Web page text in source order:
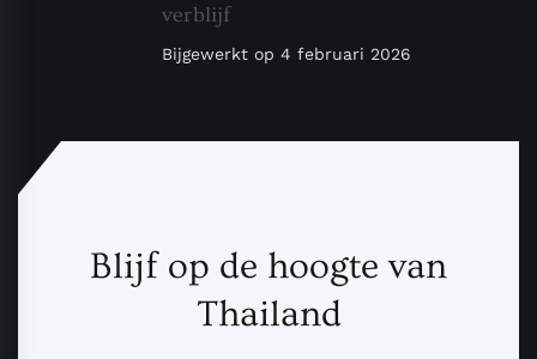
verblijf
Bijgewerkt op 4 februari 2026
Blijf op de hoogte van
Thailand